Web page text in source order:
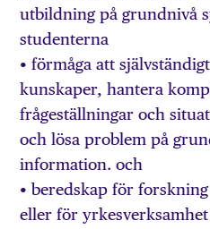
utbildning på grundnivå
studenterna
• förmåga att
kunskaper, hantera
frågeställningar och
och lösa problem på
information. och
• beredskap för
eller för